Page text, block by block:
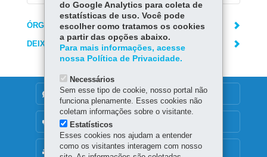
ÓRGÃO RESPONSÁVEL
DEIXE SUA OPINIÃO
MAPA DO SITE
DENUNCIE CORRUPÇÃO
OUVIDORIA
do Google Analytics para coleta de
estatísticas de uso. Você pode
escolher como tratamos os cookies
a partir das opções abaixo.
Para mais informações, acesse
nossa Política de Privacidade.
Necessários
Sem esse tipo de cookie, nosso portal não
funciona plenamente. Esses cookies não
coletam informações sobre o visitante.
Estatísticos
Esses cookies nos ajudam a entender
como os visitantes interagem com nosso